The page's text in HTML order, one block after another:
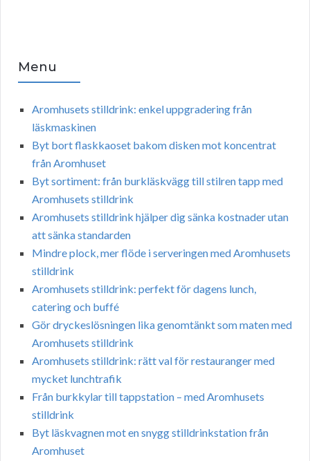
Menu
Aromhusets stilldrink: enkel uppgradering från
läskmaskinen
Byt bort flaskkaoset bakom disken mot koncentrat
från Aromhuset
Byt sortiment: från burkläskvägg till stilren tapp med
Aromhusets stilldrink
Aromhusets stilldrink hjälper dig sänka kostnader utan
att sänka standarden
Mindre plock, mer flöde i serveringen med Aromhusets
stilldrink
Aromhusets stilldrink: perfekt för dagens lunch,
catering och buffé
Gör dryckeslösningen lika genomtänkt som maten med
Aromhusets stilldrink
Aromhusets stilldrink: rätt val för restauranger med
mycket lunchtrafik
Från burkkylar till tappstation – med Aromhusets
stilldrink
Byt läskvagnen mot en snygg stilldrinkstation från
Aromhuset